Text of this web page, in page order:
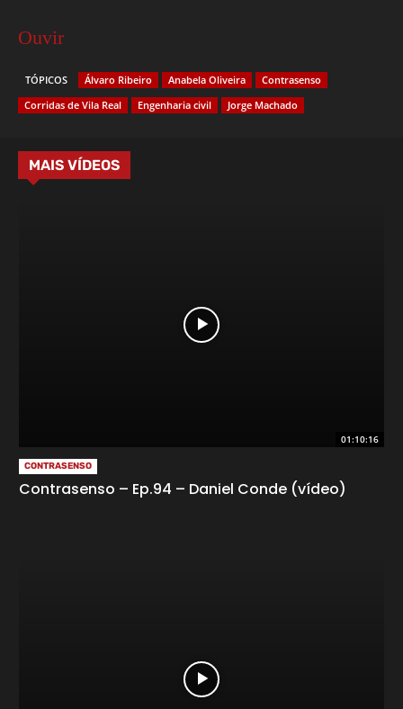
Ouvir
TÓPICOS Álvaro Ribeiro Anabela Oliveira
Contrasenso
Corridas de Vila Real
Engenharia civil Jorge Machado
MAIS VÍDEOS
01:10:16
CONTRASENSO
Contrasenso – Ep.94 – Daniel Conde (vídeo)